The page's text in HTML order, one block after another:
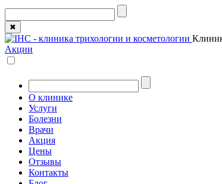
✖
Акции
О клинике
Услуги
Болезни
Врачи
Акция
Цены
Отзывы
Контакты